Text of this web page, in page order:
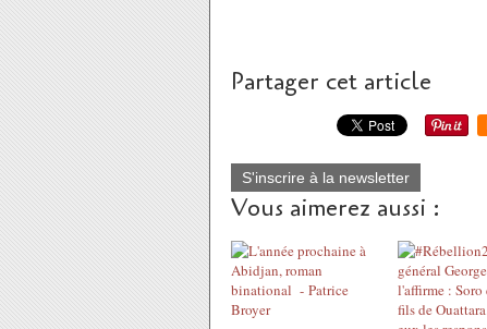
Partager cet article
S'inscrire à la newsletter
Vous aimerez aussi :